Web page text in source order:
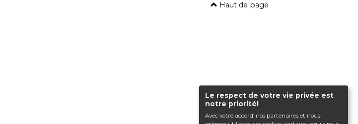
Le respect de votre vie privée est
notre priorité!
Avec votre accord, nos partenaires et nous-
Haut de page